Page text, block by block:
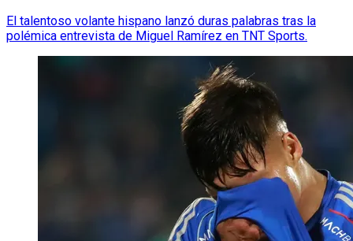
El talentoso volante hispano lanzó duras palabras tras la
polémica entrevista de Miguel Ramírez en TNT Sports.